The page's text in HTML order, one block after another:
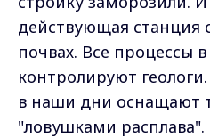
действующая станция
почвах. Все процессы
контролируют
в наши дни оснащают
"ловушками расплава".